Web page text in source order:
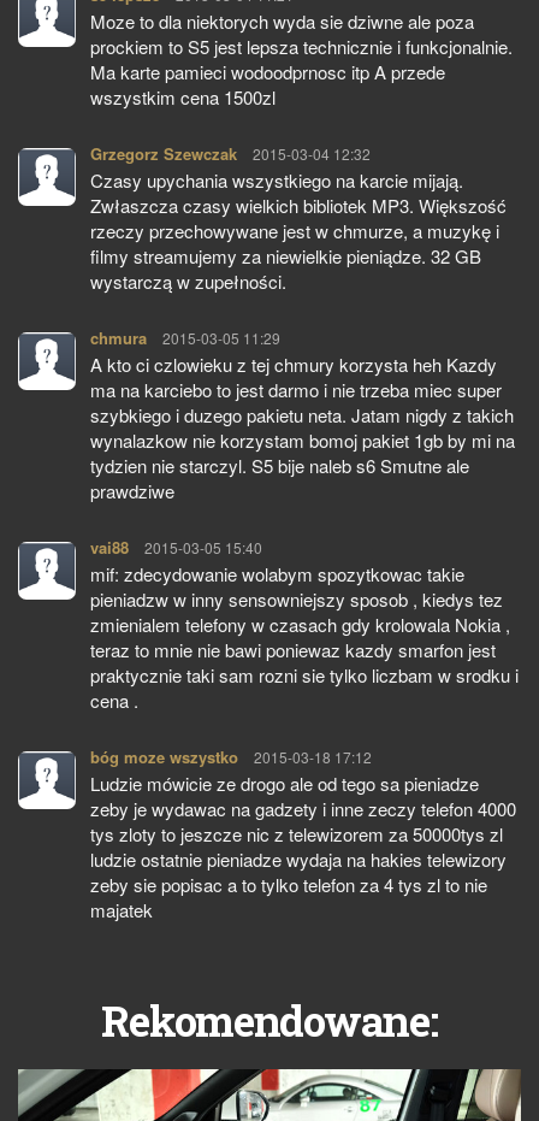
Moze to dla niektorych wyda sie dziwne ale poza
prockiem to S5 jest lepsza technicznie i funkcjonalnie.
Ma karte pamieci wodoodprnosc itp A przede
wszystkim cena 1500zl
Grzegorz Szewczak pisze:
2015-03-04 12:32
Czasy upychania wszystkiego na karcie mijają.
Zwłaszcza czasy wielkich bibliotek MP3. Większość
rzeczy przechowywane jest w chmurze, a muzykę i
filmy streamujemy za niewielkie pieniądze. 32 GB
wystarczą w zupełności.
chmura pisze:
2015-03-05 11:29
A kto ci czlowieku z tej chmury korzysta heh Kazdy
ma na karciebo to jest darmo i nie trzeba miec super
szybkiego i duzego pakietu neta. Jatam nigdy z takich
wynalazkow nie korzystam bomoj pakiet 1gb by mi na
tydzien nie starczyl. S5 bije naleb s6 Smutne ale
prawdziwe
vai88 pisze:
2015-03-05 15:40
mif: zdecydowanie wolabym spozytkowac takie
pieniadzw w inny sensowniejszy sposob , kiedys tez
zmienialem telefony w czasach gdy krolowala Nokia ,
teraz to mnie nie bawi poniewaz kazdy smarfon jest
praktycznie taki sam rozni sie tylko liczbam w srodku i
cena .
bóg moze wszystko pisze:
2015-03-18 17:12
Ludzie mówicie ze drogo ale od tego sa pieniadze
zeby je wydawac na gadzety i inne zeczy telefon 4000
tys zloty to jeszcze nic z telewizorem za 50000tys zl
ludzie ostatnie pieniadze wydaja na hakies telewizory
zeby sie popisac a to tylko telefon za 4 tys zl to nie
majatek
Rekomendowane: